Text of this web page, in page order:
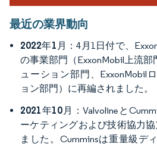
最近の業界動向
2022年1月 ：4月1日付で、
の事業部門（ExxonMobil上流部
ューション部門、ExxonMobil
ョン部門）に再編されました。
2021年10月 ：Valvolineと
ーケティングおよび技術協力
ました。Cumminsは重量級デ